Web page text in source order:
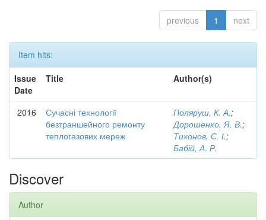
previous 1 next
Item hits:
Issue
Date
Title Author(s)
2016
Сучасні технології
безтраншейного ремонту
теплогазових мереж
Поляруш, К. А.;
Дорошенко, Я. В.;
Тихонов, С. І.;
Бабій, А. Р.
Discover
Author